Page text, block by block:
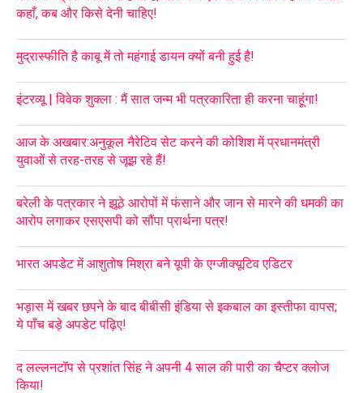
कहाँ, कब और किसे देनी चाहिए!
मुद्रास्फीति है काबू में तो महंगाई डायन क्यों बनी हुई है!
इंटरव्यू | विवेक शुक्ला : मैं सात जन्म भी पत्रकारिता ही करना चाहूंगा!
आज के अखबार:अनुकूल नैरेटिव सेट करने की कोशिश में प्रधानमंत्री
युवाओं से तरह-तरह से जूझ रहे हैं!
बरेली के पत्रकार ने झूठे आरोपों में फंसाने और जान से मारने की धमकी का
आरोप लगाकर एसएसपी को सौंपा प्रार्थना पत्र!
भारत अपडेट में आशुतोष मिश्रा बने यूपी के एग्जीक्यूटिव एडिटर
भड़ास में खबर छपने के बाद बीबीसी इंडिया से इकबाल का इस्तीफा वापस;
ये पाँच बड़े अपडेट पढ़िए!
द लल्लनटॉप से प्रशांत सिंह ने अपनी 4 साल की पारी का चैप्टर क्लोज
किया!